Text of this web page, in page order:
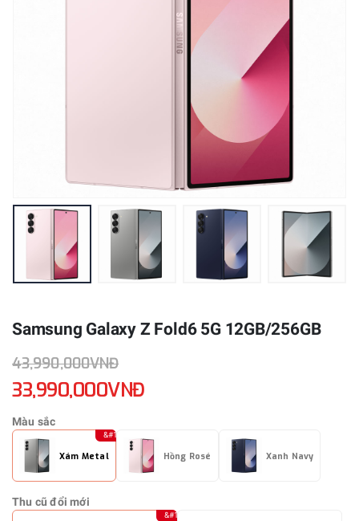
Samsung Galaxy Z Fold6 5G 12GB/256GB
43,990,000VNĐ
33,990,000VNĐ
Màu sắc
Xám Metal Hồng Rosé Xanh Navy
Thu cũ đổi mới